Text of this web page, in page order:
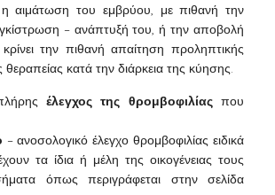
αιμάτωση του εμβρύου, με πιθανή την
– ανάπτυξή του, ή την αποβολή
την πιθανή απαίτηση προληπτικής
θεραπείας κατά την διάρκεια της κύησης.
έλεγχος της θρομβοφιλίαςπου
– ανοσολογικό έλεγχο θρομβοφιλίας ειδικά
τα ίδια ή μέλη της οικογένειας τους
όπως περιγράφεται στην σελίδα